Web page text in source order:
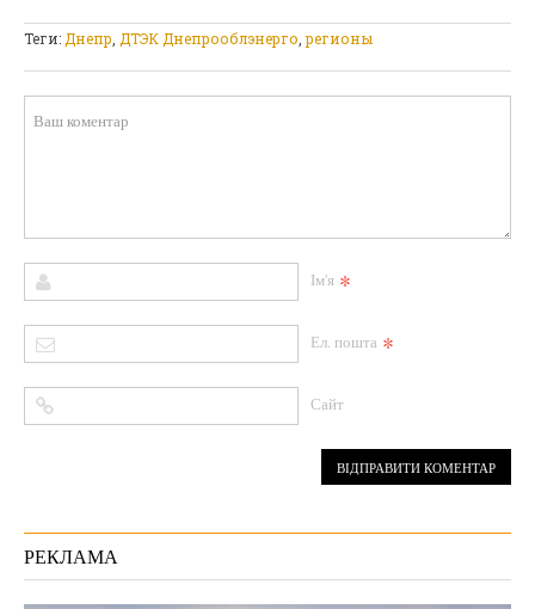
Теги: Днепр ДТЭК Днепрооблэнерго ,регионы
Ім'я *
Ел. пошта *
Сайт
РЕКЛАМА